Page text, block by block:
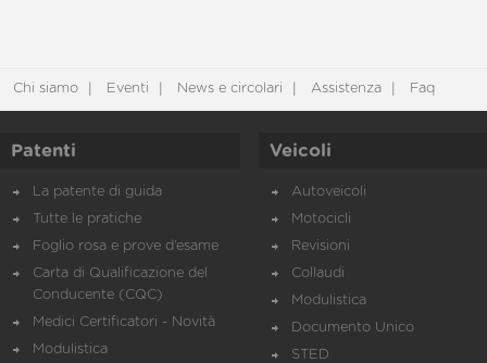
Chi siamo Eventi News e circolari Assistenza Faq
Patenti
La patente di guida
Tutte le pratiche
Foglio rosa e prove d’esame
Carta di Qualificazione del
Conducente (CQC)
Medici Certificatori - Novità
Modulistica
Veicoli
Autoveicoli
Motocicli
Revisioni
Collaudi
Modulistica
Documento Unico
STED